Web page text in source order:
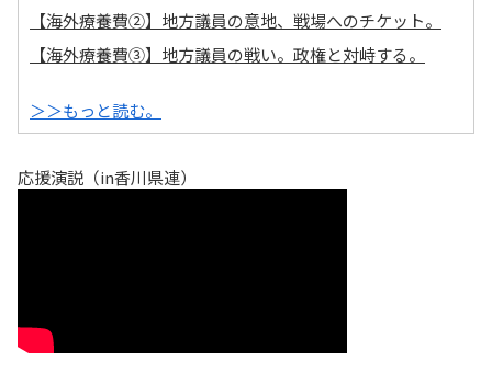
【海外療養費②】地方議員の意地、戦場へのチケット。
【海外療養費③】地方議員の戦い。政権と対峙する。
＞＞もっと読む。
応援演説（in香川県連）